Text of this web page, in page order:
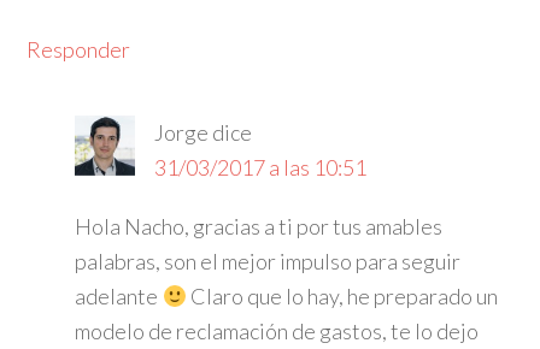
Responder
Jorge dice
31/03/2017 a las 10:51
Hola Nacho, gracias a ti por tus amables
palabras, son el mejor impulso para seguir
adelante
Claro que lo hay, he preparado un
modelo de reclamación de gastos, te lo dejo